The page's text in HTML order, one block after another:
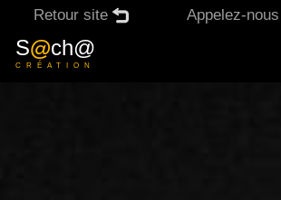
S@ch@
CRÉATION
Retour site Appelez-nous